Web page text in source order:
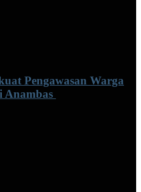
Pengawasan Warga
Anambas